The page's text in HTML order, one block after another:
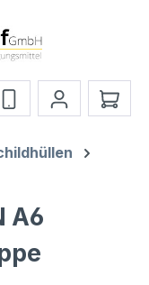
A6